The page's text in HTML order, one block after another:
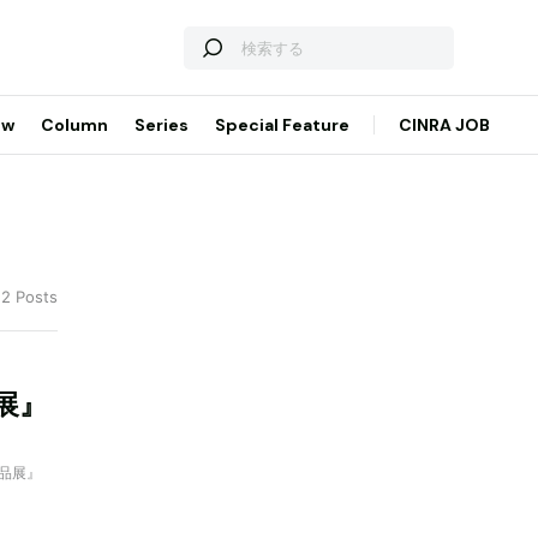
Column Series Special Feature CINRA JOB
Posts
展』